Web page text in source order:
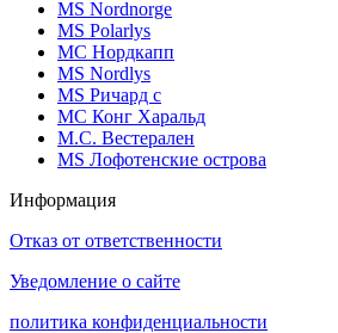
MS Nordnorge
MS Polarlys
МС Нордкапп
MS Nordlys
MS Ричард с
МС Конг Харальд
М.С. Вестерален
MS Лофотенские острова
Информация
Отказ от ответственности
Уведомление о сайте
политика конфиденциальности